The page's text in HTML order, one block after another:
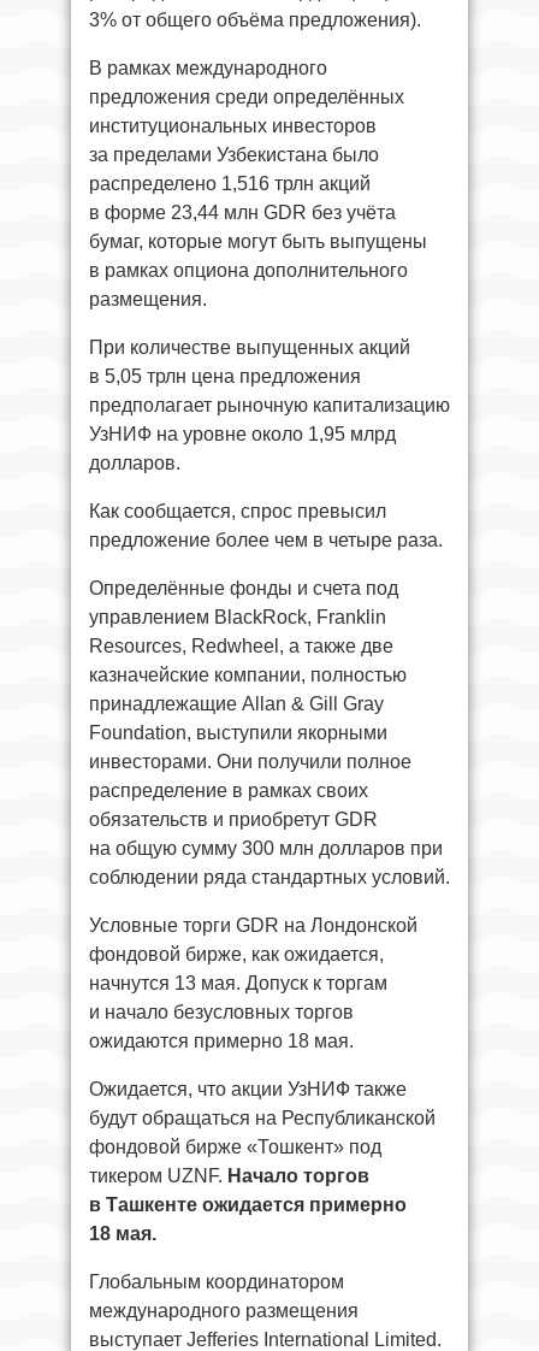
3% от общего объёма предложения).
В рамках международного
предложения среди определённых
институциональных инвесторов
за пределами Узбекистана было
распределено 1,516 трлн акций
в форме 23,44 млн GDR без учёта
бумаг, которые могут быть выпущены
в рамках опциона дополнительного
размещения.
При количестве выпущенных акций
в 5,05 трлн цена предложения
предполагает рыночную капитализацию
УзНИФ на уровне около 1,95 млрд
долларов.
Как сообщается, спрос превысил
предложение более чем в четыре раза.
Определённые фонды и счета под
управлением BlackRock, Franklin
Resources, Redwheel, а также две
казначейские компании, полностью
принадлежащие Allan & Gill Gray
Foundation, выступили якорными
инвесторами. Они получили полное
распределение в рамках своих
обязательств и приобретут GDR
на общую сумму 300 млн долларов при
соблюдении ряда стандартных условий.
Условные торги GDR на Лондонской
фондовой бирже, как ожидается,
начнутся 13 мая. Допуск к торгам
и начало безусловных торгов
ожидаются примерно 18 мая.
Ожидается, что акции УзНИФ также
будут обращаться на Республиканской
фондовой бирже «Тошкент» под
тикером UZNF. Начало торгов
в Ташкенте ожидается примерно
18 мая.
Глобальным координатором
международного размещения
выступает Jefferies International Limited.